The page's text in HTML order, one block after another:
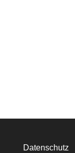
Datenschutz